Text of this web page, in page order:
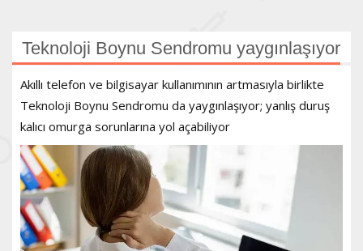
Teknoloji Boynu Sendromu yaygınlaşıyor
Akıllı telefon ve bilgisayar kullanımının artmasıyla birlikte
Teknoloji Boynu Sendromu da yaygınlaşıyor; yanlış duruş
kalıcı omurga sorunlarına yol açabiliyor